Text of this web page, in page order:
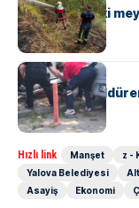
Güneyköy’deki
alındı
ASAYIŞ
Komşusunu
Hızlı link Manşet z -
Yalova Belediyesi
Asayiş
Ekonomi